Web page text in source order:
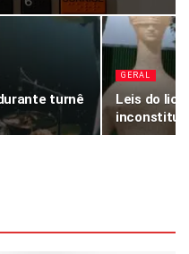
turnê
GERAL
Leis do